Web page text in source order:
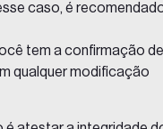
caso, é
tem a confirmação de
qualquer modificação